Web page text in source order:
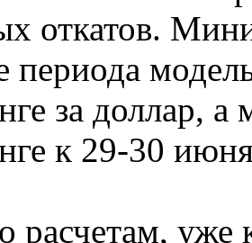
откатов.
периода
за доллар,
к 29-30
расчетам,